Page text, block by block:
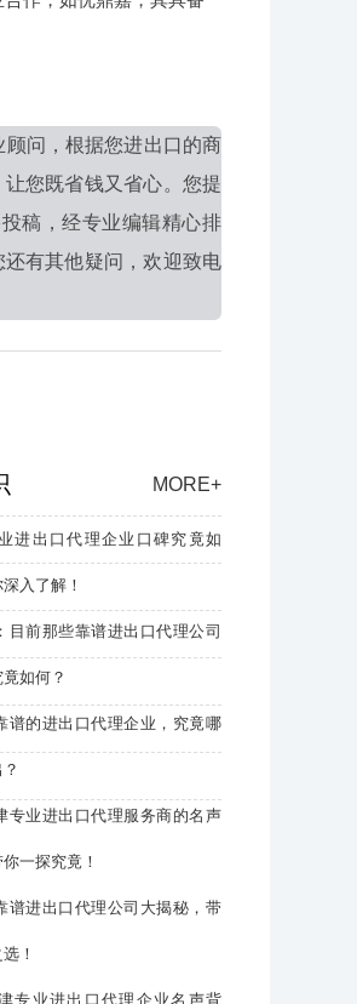
问，根据您进出口的商
您既省钱又省心。您提
稿，经专业编辑精心排
有其他疑问，欢迎致电
MORE+
进出口代理企业口碑究竟如
入了解！
目前那些靠谱进出口代理公司
如何？
谱的进出口代理企业，究竟哪
专业进出口代理服务商的名声
一探究竟！
谱进出口代理公司大揭秘，带
！
专业进出口代理企业名声背